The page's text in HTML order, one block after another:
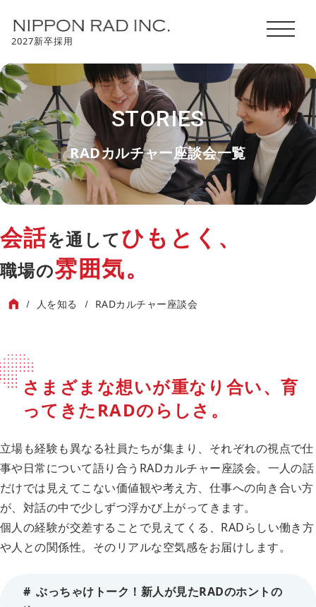
2027新卒採用
STORIES
RADカルチャー座談会一覧
会話を通してひもとく、
職場の雰囲気。
人を知る RADカルチャー座談会
さまざまな想いが重なり合い、育
ってきたRADのらしさ。
立場も経験も異なる社員たちが集まり、それぞれの視点で仕
事や日常について語り合うRADカルチャー座談会。一人の話
だけでは見えてこない価値観や考え方、仕事への向き合い方
が、対話の中で少しずつ浮かび上がってきます。
個人の経験が交差することで見えてくる、RADらしい働き方
や人との関係性。そのリアルな空気感をお届けします。
ぶっちゃけトーク！新人が見たRADのホントの